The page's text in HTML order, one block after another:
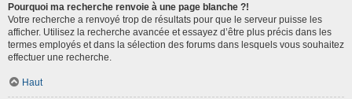
Pourquoi ma recherche renvoie à une page blanche ?!
Votre recherche a renvoyé trop de résultats pour que le serveur puisse les
afficher. Utilisez la recherche avancée et essayez d’être plus précis dans les
termes employés et dans la sélection des forums dans lesquels vous souhaitez
effectuer une recherche.
Haut